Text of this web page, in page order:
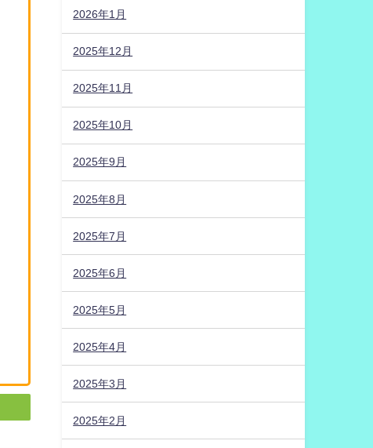
2026年1月
2025年12月
2025年11月
2025年10月
2025年9月
2025年8月
2025年7月
2025年6月
2025年5月
2025年4月
2025年3月
2025年2月